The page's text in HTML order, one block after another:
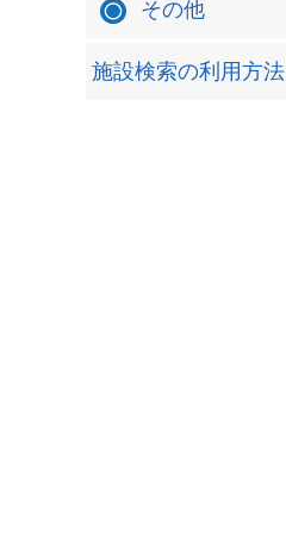
その他
施設検索の利用方法